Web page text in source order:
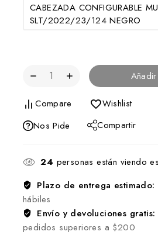
CABEZADA CONFIGURABLE
SLT/2022/23/124 NEGRO
Compare
Wishlist
Nos Pide
Compartir
24 personas están viendo
Plazo de entrega estimado:
hábiles
Envío y devoluciones gratis:
pedidos superiores a $200